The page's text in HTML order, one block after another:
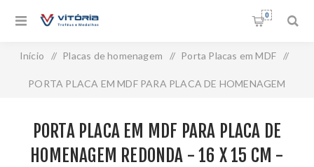
0
Início / Placas de homenagem / Porta Placas em MDF /
PORTA PLACA EM MDF PARA PLACA DE HOMENAGEM
PORTA PLACA EM MDF PARA PLACA DE
HOMENAGEM REDONDA - 16 X 15 CM -